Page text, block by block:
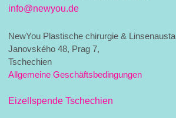
info@newyou.de
NewYou Plastische chirurgie &
Janovského 48, Prag 7,
Tschechien
Allgemeine Geschäftsbedingungen
Eizellspende Tschechien